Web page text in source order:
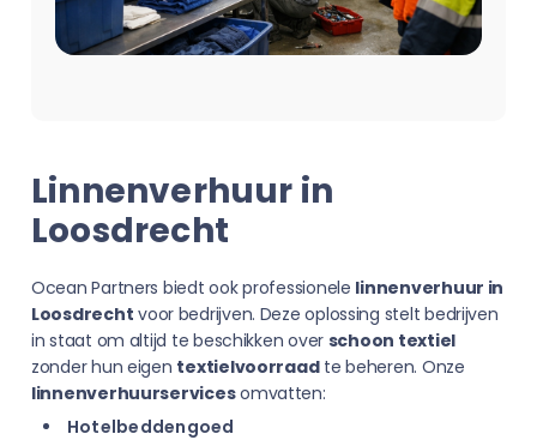
Linnenverhuur in
Loosdrecht
Ocean Partners biedt ook professionele linnenverhuur in
Loosdrecht voor bedrijven. Deze oplossing stelt bedrijven
in staat om altijd te beschikken over schoon textiel
zonder hun eigen textielvoorraadte beheren. Onze
linnenverhuurservicesomvatten:
Hotelbeddengoed